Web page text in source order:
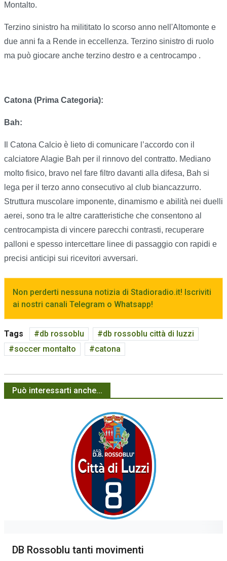
Montalto.
Terzino sinistro ha milititato lo scorso anno nell'Altomonte e
due anni fa a Rende in eccellenza. Terzino sinistro di ruolo
ma può giocare anche terzino destro e a centrocampo .
Catona (Prima Categoria):
Bah:
Il Catona Calcio è lieto di comunicare l’accordo con il
calciatore Alagie Bah per il rinnovo del contratto. Mediano
molto fisico, bravo nel fare filtro davanti alla difesa, Bah si
lega per il terzo anno consecutivo al club biancazzurro.
Struttura muscolare imponente, dinamismo e abilità nei duelli
aerei, sono tra le altre caratteristiche che consentono al
centrocampista di vincere parecchi contrasti, recuperare
palloni e spesso intercettare linee di passaggio con rapidi e
precisi anticipi sui ricevitori avversari.
Non perderti nessuna notizia di Stadioradio.it! Iscriviti
ai nostri canali Telegram o Whatsapp!
Tags db rossoblu
db rossoblu città di luzzi
soccer montalto
catona
Può interessarti anche...
DB Rossoblu tanti movimenti